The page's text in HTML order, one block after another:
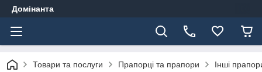
Домінанта
Товари та послуги Прапорці та прапори Інші